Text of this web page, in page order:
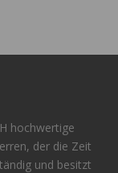
hochwertige
der die Zeit
und besitzt